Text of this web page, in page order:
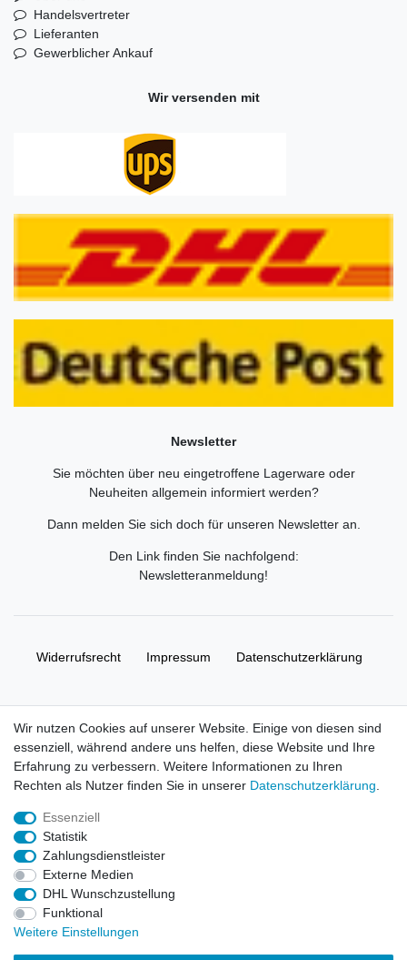
Handelsvertreter
Lieferanten
Gewerblicher Ankauf
Wir versenden mit
Newsletter
Sie möchten über neu eingetroffene Lagerware oder
Neuheiten allgemein informiert werden?
Dann melden Sie sich doch für unseren Newsletter an.
Den Link finden Sie nachfolgend:
Newsletteranmeldung!
Widerrufs­recht Impressum Daten­schutz­erklärung
© Copyright 2026 | Alle Rechte vorbehalten. HL-
Handelsgesellschaft mbH.
Alle Markennamen, Warenzeichen sowie sämtliche Produktbilder
und Beschreibungen sind Eigentum Ihrer rechtmäßigen
Eigentümer und dienen hier nur der Beschreibung.
Preise nur für registrierte Händler, ansonsten zeigt der Shop 0,00
€
LEGO, das LEGO Logo, die Minifigur, DUPLO, LEGENDS OF
Wir nutzen Cookies auf unserer Website. Einige von diesen sind
essenziell, während andere uns helfen, diese Website und Ihre
Erfahrung zu verbessern. Weitere Informationen zu Ihren
Rechten als Nutzer finden Sie in unserer Daten­schutz­erklärung
Essenziell
Statistik
Zahlungsdienstleister
Externe Medien
DHL Wunschzustellung
Funktional
Weitere Einstellungen